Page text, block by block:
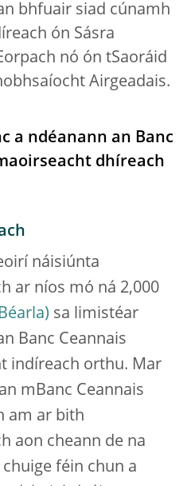
bhfuair siad cúnamh
ón Sásra
nó ón tSaoráid
Airgeadais.
a ndéanann an Banc
dhíreach
náisiúnta
ar níos mó ná 2,000
sa limistéar
Banc Ceannais
indíreach orthu. Mar
mBanc Ceannais
am ar bith
aon cheann de na
féin chun a